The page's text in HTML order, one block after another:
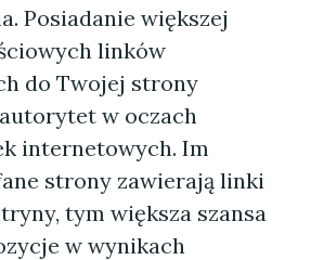
Posiadanie większej
linków
do Twojej strony
w oczach
internetowych. Im
strony zawierają linki
tym większa szansa
w wynikach